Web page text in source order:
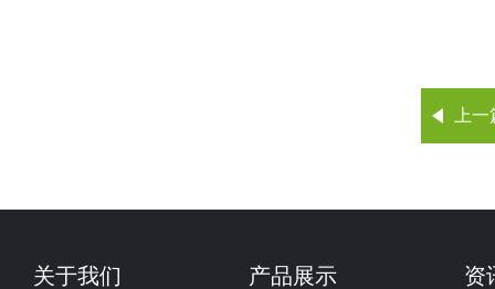
上
关于我们 产品展示 资